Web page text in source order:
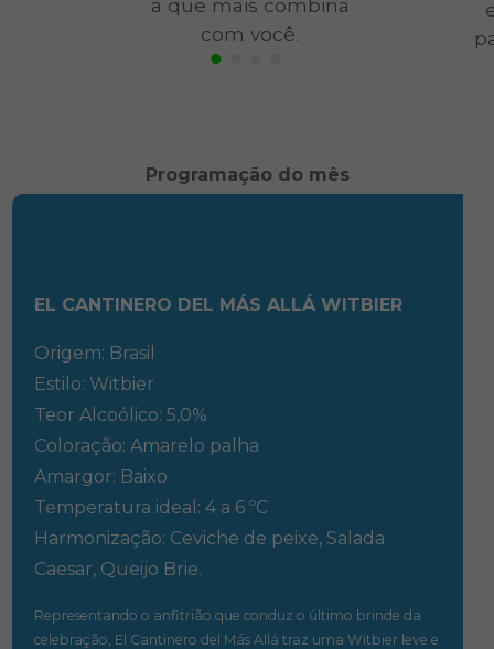
a que mais combina
com você.
Programação do mês
EL CANTINERO DEL MÁS ALLÁ WITBIER
Origem: Brasil
Estilo: Witbier
Teor Alcoólico: 5,0%
Coloração: Amarelo palha
Amargor: Baixo
Temperatura ideal: 4 a 6 ºC
Harmonização: Ceviche de peixe, Salada
Caesar, Queijo Brie.
Representando o anfitrião que conduz o último brinde da
celebração, El Cantinero del Más Allá traz uma Witbier leve e